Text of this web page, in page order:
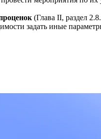
(Глава II, раздел
задать иные